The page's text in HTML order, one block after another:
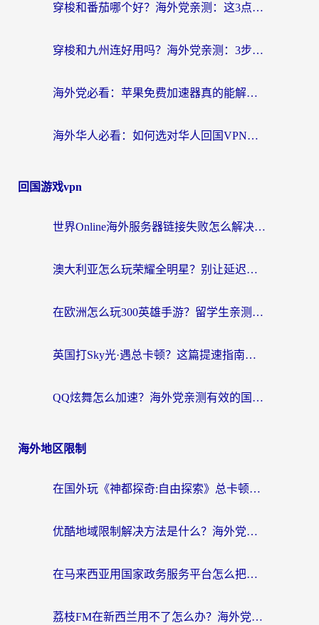
穿梭和番茄哪个好？海外党亲测：这3点帮你选对回国加速器
穿梭和九州连好用吗？海外党亲测：3步选对回国加速器，无缝刷国内剧玩国服
海外党必看：苹果免费加速器真的能解决回国访问难题吗？附实测对比与全平台方案
海外华人必看：如何选对华人回国VPN，无缝刷国内剧、玩手游？
回国游戏vpn
世界Online海外服务器链接失败怎么解决？告别卡顿延迟，海外玩国服游戏的正确打开方式
澳大利亚怎么玩荣耀全明星？别让延迟毁了你的连招！海外党专属加速攻略
在欧洲怎么玩300英雄手游？留学生亲测有效的国服游戏加速指南
英国打Sky光·遇总卡顿？这篇提速指南帮你找回治愈感
QQ炫舞怎么加速？海外党亲测有效的国服游戏加速指南（附失落城堡金铲铲之战解决方案）
海外地区限制
在国外玩《神都探奇:自由探索》总卡顿？3个实用技巧解决海外党追剧、社交、游戏难题
优酷地域限制解决方法是什么？海外党亲测有效的回国加速指南
在马来西亚用国家政务服务平台怎么把定位修改到中国国内？海外党解决数字壁垒的实用指南
荔枝FM在新西兰用不了怎么办？海外党必看的回国加速解决方案